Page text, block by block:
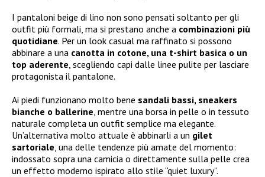
I pantaloni beige di lino non sono pensati soltanto per gli
outfit più formali, ma si prestano anche a combinazioni più
quotidiane. Per un look casual ma raffinato si possono
abbinare a una canotta in cotone, una t-shirt basica o un
top aderente , scegliendo capi dalle linee pulite per lasciare
protagonista il pantalone.
Ai piedi funzionano molto bene sandali bassi, sneakers
bianche o ballerine , mentre una borsa in pelle o in tessuto
naturale completa un outfit semplice ma elegante.
Un’alternativa molto attuale è abbinarli a un gilet
sartoriale , una delle tendenze più amate del momento:
indossato sopra una camicia o direttamente sulla pelle crea
un effetto moderno ispirato allo stile “quiet luxury”.